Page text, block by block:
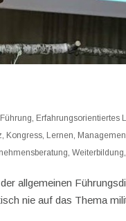
Erfahrungsorientiertes
Kongress Lernen
,Weiterbildung
allgemeinen
nie auf das Thema